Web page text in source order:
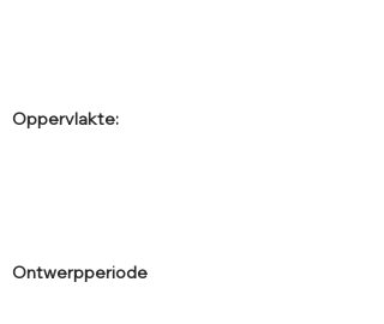
Oppervlakte:
Ontwerpperiode